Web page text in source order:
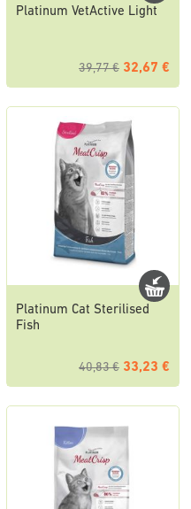
Platinum VetActive Light
39,77 € 32,67 €
Platinum Cat Sterilised
Fish
40,83 € 33,23 €